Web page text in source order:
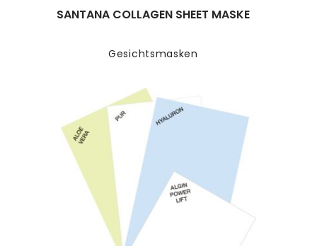
Gesichtsmasken
SANTANA COLLAGEN SHEET MASKE